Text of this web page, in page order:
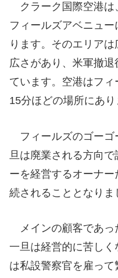
クラーク国際空港は
フィールズアベニュ
ります。そのエリア
広さがあり、米軍撤
ています。空港はフ
15分ほどの場所にあり
フィールズのゴーゴ
旦は廃業される方向
ーを経営するオーナ
続されることとなりま
メインの顧客であっ
一旦は経営的に苦し
は私設警察官を雇っ